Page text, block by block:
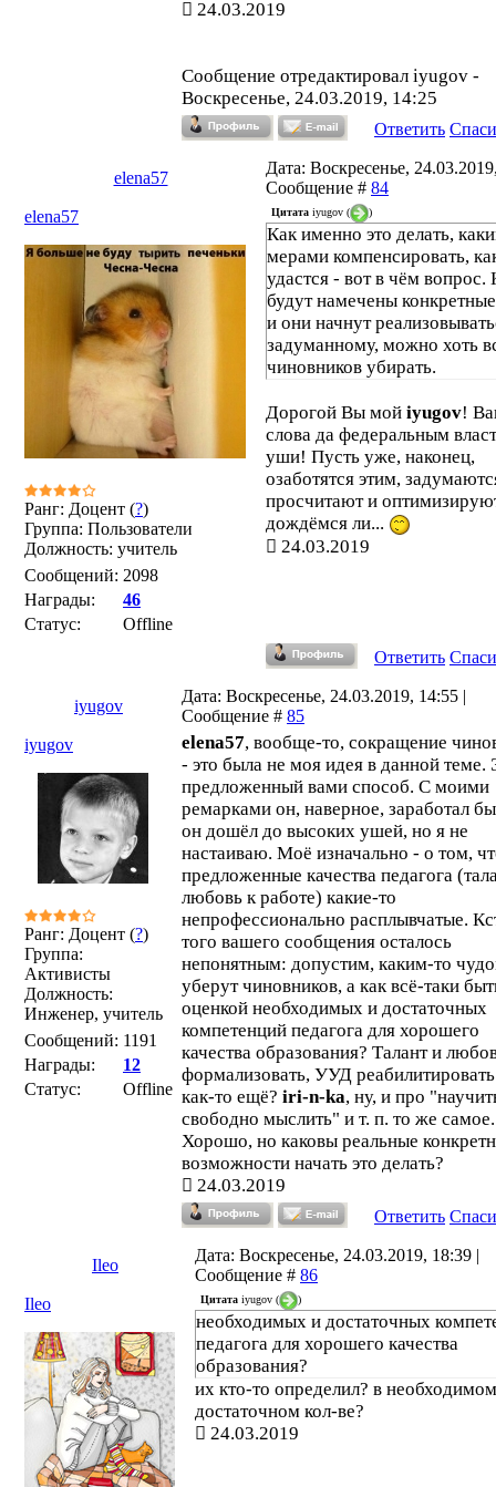
24.03.2019
Сообщение отредактировал iyugov -
Воскресенье, 24.03.2019, 14:25
Ответить
elena57
Дата: Воскресенье,
Сообщение # 84
elena57
Ранг: Доцент (?)
Группа: Пользователи
Должность: учитель
Сообщений: 2098
Награды:
46
Статус:
Offline
Цитата iyugov ( )
Как именно это делать,
мерами компенсировать,
удастся - вот в чём вопрос.
будут намечены
и они начнут
задуманному, можно хоть
чиновников убирать.
Дорогой Вы мой iyugov!
слова да федеральным
уши! Пусть уже, наконец,
озаботятся этим,
просчитают и
дождёмся ли...
24.03.2019
Ответить
iyugov
Дата: Воскресенье, 24.03.2019, 14:55 |
Сообщение # 85
iyugov
Ранг: Доцент (?)
Группа:
Активисты
Должность:
Инженер, учитель
Сообщений: 1191
Награды:
12
Статус:
Offline
elena57, вообще-то, сокращение
- это была не моя идея в данной теме.
предложенный вами способ. С моими
ремарками он, наверное, заработал
он дошёл до высоких ушей, но я не
настаиваю. Моё изначально - о том,
предложенные качества педагога
любовь к работе) какие-то
непрофессионально расплывчатые.
того вашего сообщения осталось
непонятным: допустим, каким-то
уберут чиновников, а как всё-таки
оценкой необходимых и достаточных
компетенций педагога для хорошего
качества образования? Талант и
формализовать, УУД
как-то ещё? iri-n-ka, ну, и про
свободно мыслить" и т. п. то же
Хорошо, но каковы реальные
возможности начать это делать?
24.03.2019
Ответить
Ileo
Дата: Воскресенье, 24.03.2019, 18:39 |
Сообщение # 86
Ileo
Цитата iyugov ( )
необходимых и достаточных
педагога для хорошего качества
образования?
их кто-то определил? в
достаточном кол-ве?
24.03.2019